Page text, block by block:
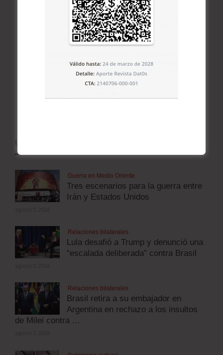
Guerra en Medio Oriente
Tres escenarios para la guerra entre
Irán y Estados Unidos
Relaciones bilaterales
Lula desafió a Trump y denunció una
“escalada deliberada” contra Brasil
Relaciones bilaterales
Brasil retira a su embajador en
Argentina en rechazo a los insultos
de Milei contra ...